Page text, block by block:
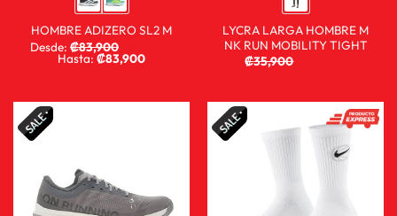
HOMBRE ADIZERO SL2 M
Desde: ₡83,900
Hasta:₡83,900
LYCRA LARGA HOMBRE M
NK RUN MOBILITY TIGHT
₡35,900